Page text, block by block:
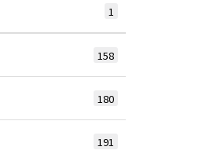
1
158
180
191